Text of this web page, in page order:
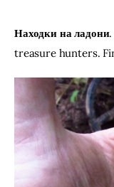
Контакт
Находки на ладони
treasure hunters.